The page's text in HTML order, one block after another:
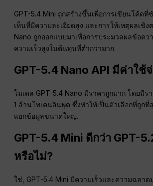
GPT-5.4 Mini ถูกสร้างขึ้นเพื่อการเขียนโค้ดที่
เห็นที่มีความละเอียดสูง และการให้เหตุผลเชิง
Nano ถูกออกแบบมาเพื่อการประมวลผลข้อคว
ความเร็วสูงในต้นทุนที่ต่ำกว่ามาก.
GPT-5.4 Nano API มีค่าใช้จ่
โมเดล GPT-5.4 Nano มีราคาถูกมาก โดยมีร
1 ล้านโทเคนอินพุต ซึ่งทำให้เป็นตัวเลือกที่ถูก
แยกข้อมูลขนาดใหญ่.
GPT-5.4 Mini ดีกว่า GPT-
หรือไม่?
ใช่, GPT-5.4 Mini มีความเร็วและความฉลาด